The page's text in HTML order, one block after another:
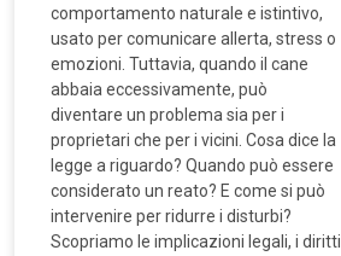
comportamento naturale e istintivo,
usato per comunicare allerta, stress o
emozioni. Tuttavia, quando il cane
abbaia eccessivamente, può
diventare un problema sia per i
proprietari che per i vicini. Cosa dice la
legge a riguardo? Quando può essere
considerato un reato? E come si può
intervenire per ridurre i disturbi?
Scopriamo le implicazioni legali, i diritti